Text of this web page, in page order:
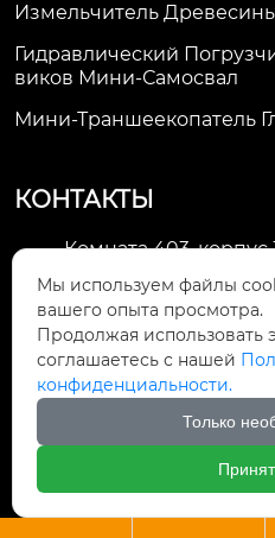
Измельчитель
Гидравлический
Виков Мини-Самосвал
Мини-Траншеекопатель
КОНТАКТЫ
Комната 403,
Зона
город Уси
li@futaogroup.com

Мы используем файлы
вашего опыта просмотра.
Продолжая использовать
соглашаетесь с нашей
конфиденциальности.
Только